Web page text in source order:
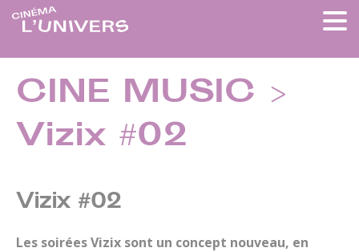
CINE MUSIC >
Vizix #02
Vizix #02
Les soirées Vizix sont un concept nouveau, en